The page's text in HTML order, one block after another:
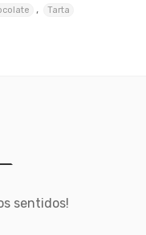
, Tarta
sentidos!